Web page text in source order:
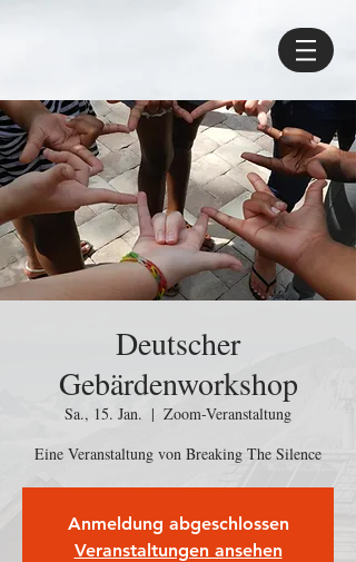
Deutscher
Gebärdenworkshop
Sa., 15. Jan.
  |
Zoom-Veranstaltung
Eine Veranstaltung von Breaking The Silence
Anmeldung abgeschlossen
Veranstaltungen ansehen